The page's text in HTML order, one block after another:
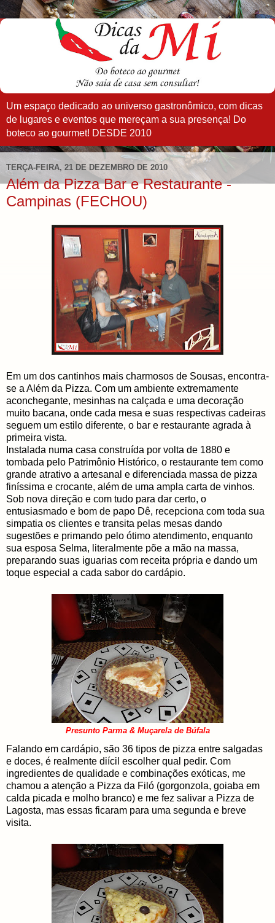
Um espaço dedicado ao universo gastronômico, com dicas
de lugares e eventos que mereçam a sua presença! Do
boteco ao gourmet! DESDE 2010
TERÇA-FEIRA, 21 DE DEZEMBRO DE 2010
Além da Pizza Bar e Restaurante -
Campinas (FECHOU)
Em um dos cantinhos mais charmosos de Sousas, encontra-
se a Além da Pizza. Com um ambiente extremamente
aconchegante, mesinhas na calçada e uma decoração
muito bacana, onde cada mesa e suas respectivas cadeiras
seguem um estilo diferente, o bar e restaurante agrada à
primeira vista.
Instalada numa casa construída por volta de 1880 e
tombada pelo Patrimônio Histórico, o restaurante tem como
grande atrativo a artesanal e diferenciada massa de pizza
finíssima e crocante, além de uma ampla carta de vinhos.
Sob nova direção e com tudo para dar certo, o
entusiasmado e bom de papo Dê, recepciona com toda sua
simpatia os clientes e transita pelas mesas dando
sugestões e primando pelo ótimo atendimento, enquanto
sua esposa Selma, literalmente põe a mão na massa,
preparando suas iguarias com receita própria e dando um
toque especial a cada sabor do cardápio.
Presunto Parma & Muçarela de Búfala
Falando em cardápio, são 36 tipos de pizza entre salgadas
e doces, é realmente diícil escolher qual pedir. Com
ingredientes de qualidade e combinações exóticas, me
chamou a atenção a Pizza da Filó (gorgonzola, goiaba em
calda picada e molho branco) e me fez salivar a Pizza de
Lagosta, mas essas ficaram para uma segunda e breve
visita.